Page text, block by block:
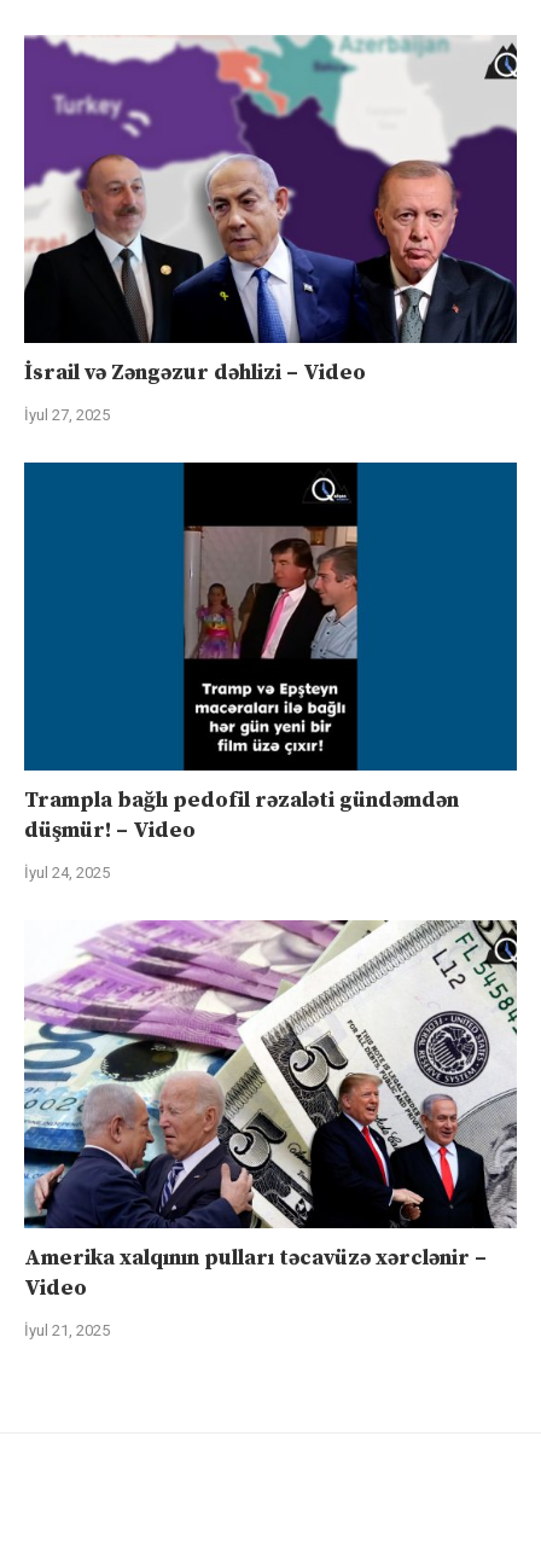
İsrail və Zəngəzur dəhlizi – Video
İyul 27, 2025
Trampla bağlı pedofil rəzaləti gündəmdən
düşmür! – Video
İyul 24, 2025
Amerika xalqının pulları təcavüzə xərclənir –
Video
İyul 21, 2025